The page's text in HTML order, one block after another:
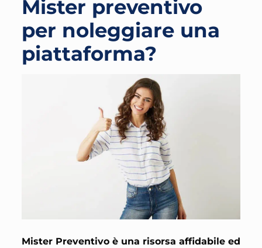
Mister preventivo
per noleggiare una
piattaforma?
Mister Preventivo è una risorsa affidabile ed